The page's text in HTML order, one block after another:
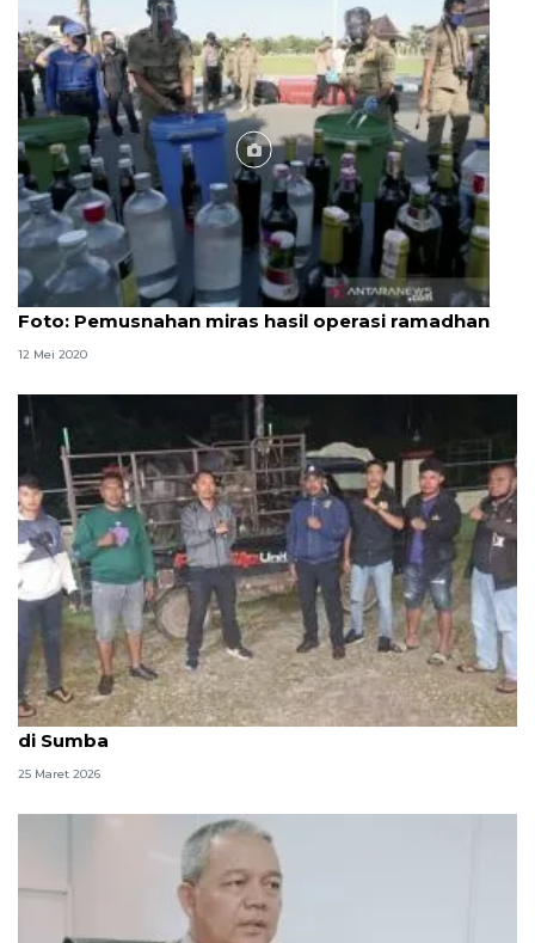
Foto
Foto: Pemusnahan miras hasil operasi ramadhan
12 Mei 2020
Polisi temukan dua kerbau warga yang dicuri orang
di Sumba
25 Maret 2026